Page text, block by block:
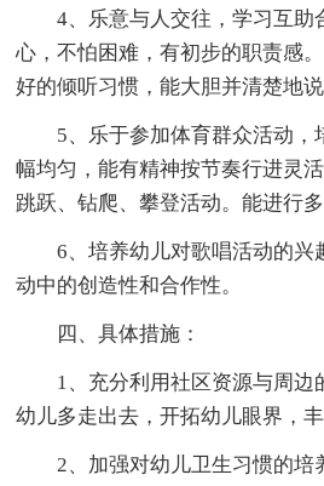
4、乐意与人交往，学习互助
心，不怕困难，有初步的职责感
好的倾听习惯，能大胆并清楚地
5、乐于参加体育群众活动，
幅均匀，能有精神按节奏行进灵
跳跃、钻爬、攀登活动。能进行
6、培养幼儿对歌唱活动的兴
动中的创造性和合作性。
四、具体措施：
1、充分利用社区资源与周边
幼儿多走出去，开拓幼儿眼界，
2、加强对幼儿卫生习惯的培